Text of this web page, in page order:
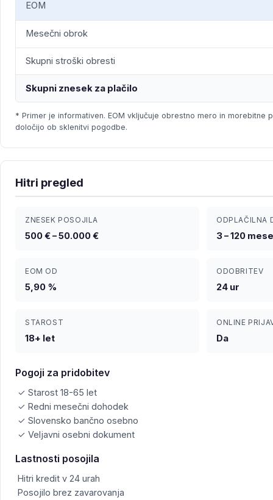
EOM
Mesečni obrok
Skupni stroški obresti
Skupni znesek za plačilo
* Primer je informativen. EOM vključuje obrestno mero in morebitne
določijo ob sklenitvi pogodbe.
Hitri pregled
ZNESEK POSOJILA
500 € – 50.000 €
ODPLAČILNA
3 – 120
EOM OD
5,90 %
ODOBRITEV
24 ur
STAROST
18+ let
ONLINE
Da
Pogoji za pridobitev
✓ Starost 18-65 let
✓ Redni mesečni dohodek
✓ Slovensko bančno osebno
✓ Veljavni osebni dokument
Lastnosti posojila
Hitri kredit v 24 urah
Posojilo brez zavarovanja